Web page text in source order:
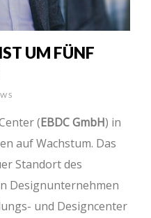
UM FÜNF
(EBDC GmbH) in
auf Wachstum. Das
Standort des
Designunternehmen
und Designcenter